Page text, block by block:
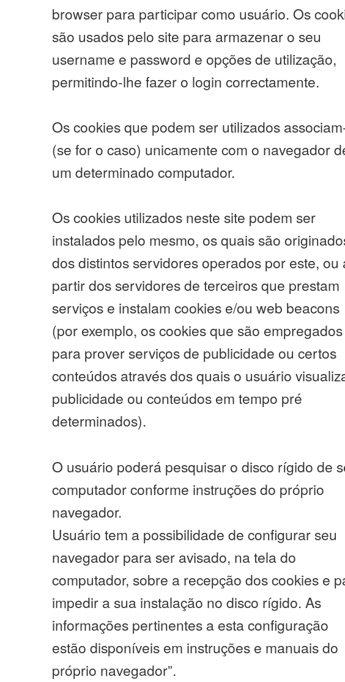
browser para participar como usuário. Os
são usados pelo site para armazenar o seu
username e password e opções de utilização,
permitindo-lhe fazer o login correctamente.
Os cookies que podem ser utilizados
(se for o caso) unicamente com o navegador
um determinado computador.
Os cookies utilizados neste site podem ser
instalados pelo mesmo, os quais são
dos distintos servidores operados por este, ou
partir dos servidores de terceiros que prestam
serviços e instalam cookies e/ou web beacons
(por exemplo, os cookies que são empregados
para prover serviços de publicidade ou certos
conteúdos através dos quais o usuário
publicidade ou conteúdos em tempo pré
determinados).
O usuário poderá pesquisar o disco rígido de
computador conforme instruções do próprio
navegador.
Usuário tem a possibilidade de configurar seu
navegador para ser avisado, na tela do
computador, sobre a recepção dos cookies e
impedir a sua instalação no disco rígido. As
informações pertinentes a esta configuração
estão disponíveis em instruções e manuais do
próprio navegador”.